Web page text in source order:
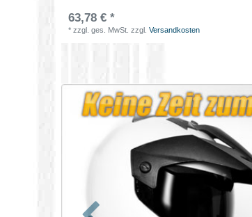
63,78 € *
*zzgl. ges. MwSt. zzgl.Versandkosten